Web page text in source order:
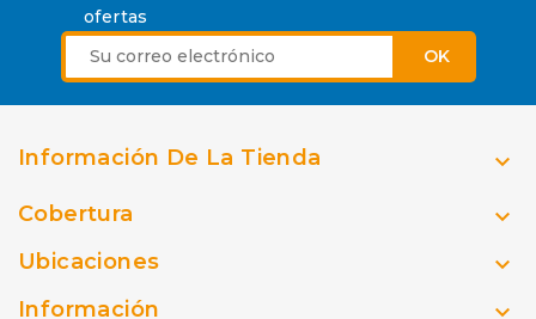
ofertas
Información De La Tienda 
Cobertura 
Ubicaciones 
Información 